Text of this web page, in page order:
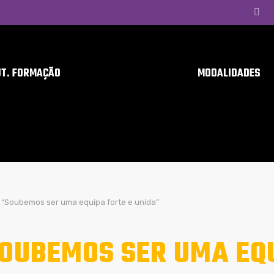
FORMAÇÃO MODALIDADES
“Soubemos ser uma equipa forte e unida”
SER UMA